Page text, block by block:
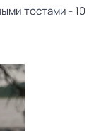
тостами - 10